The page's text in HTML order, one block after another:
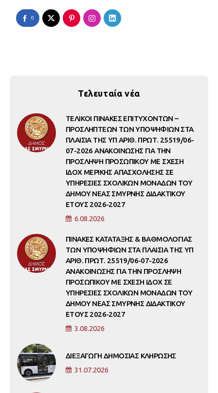
0
Τελευταία νέα
ΤΕΛΙΚΟΙ ΠΙΝΑΚΕΣ ΕΠΙΤΥΧΟΝΤΩΝ –
ΠΡΟΣΛΗΠΤΕΩΝ ΤΩΝ ΥΠΟΨΗΦΙΩΝ ΣΤΑ
ΠΛΑΙΣΙΑ ΤΗΣ ΥΠ ΑΡΙΘ. ΠΡΩΤ. 25519/06-
07-2026 ΑΝΑΚΟΙΝΩΣΗΣ ΓΙΑ ΤΗΝ
ΠΡΟΣΛΗΨΗ ΠΡΟΣΩΠΙΚΟΥ ΜΕ ΣΧΕΣΗ
ΙΔΟΧ ΜΕΡΙΚΗΣ ΑΠΑΣΧΟΛΗΣΗΣ ΣΕ
ΥΠΗΡΕΣΙΕΣ ΣΧΟΛΙΚΩΝ ΜΟΝΑΔΩΝ ΤΟΥ
ΔΗΜΟΥ ΝΕΑΣ ΣΜΥΡΝΗΣ ΔΙΔΑΚΤΙΚΟΥ
ΕΤΟΥΣ 2026-2027
6.08.2026
ΠΙΝΑΚΕΣ ΚΑΤΑΤΑΞΗΣ & ΒΑΘΜΟΛΟΓΙΑΣ
ΤΩΝ ΥΠΟΨΗΦΙΩΝ ΣΤΑ ΠΛΑΙΣΙΑ ΤΗΣ ΥΠ
ΑΡΙΘ. ΠΡΩΤ. 25519/06-07-2026
ΑΝΑΚΟΙΝΩΣΗΣ ΓΙΑ ΤΗΝ ΠΡΟΣΛΗΨΗ
ΠΡΟΣΩΠΙΚΟΥ ΜΕ ΣΧΕΣΗ ΙΔΟΧ ΣΕ
ΥΠΗΡΕΣΙΕΣ ΣΧΟΛΙΚΩΝ ΜΟΝΑΔΩΝ ΤΟΥ
ΔΗΜΟΥ ΝΕΑΣ ΣΜΥΡΝΗΣ ΔΙΔΑΚΤΙΚΟΥ
ΕΤΟΥΣ 2026-2027
3.08.2026
ΔΙΕΞΑΓΩΓΗ ΔΗΜΟΣΙΑΣ ΚΛΗΡΩΣΗΣ
31.07.2026